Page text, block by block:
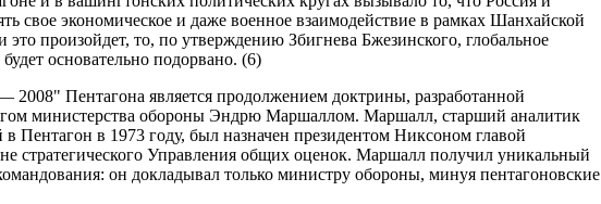
свое экономическое и даже военное взаимодействие в рамках Шанхайской
это произойдет, то, по утверждению Збигнева Бжезинского, глобальное
основательно подорвано. (6)
2008" Пентагона является продолжением доктрины, разработанной
министерства обороны Эндрю Маршаллом. Маршалл, старший аналитик
в 1973 году, был назначен президентом Никсоном главой
стратегического Управления общих оценок. Маршалл получил уникальный
он докладывал только министру обороны, минуя пентагоновские